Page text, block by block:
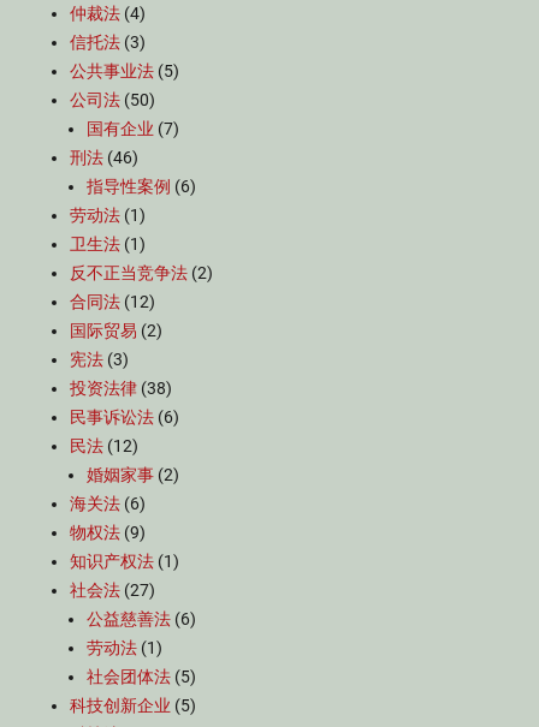
仲裁法 (4)
信托法 (3)
公共事业法 (5)
公司法 (50)
国有企业 (7)
刑法 (46)
指导性案例 (6)
劳动法 (1)
卫生法 (1)
反不正当竞争法 (2)
合同法 (12)
国际贸易 (2)
宪法 (3)
投资法律 (38)
民事诉讼法 (6)
民法 (12)
婚姻家事 (2)
海关法 (6)
物权法 (9)
知识产权法 (1)
社会法 (27)
公益慈善法 (6)
劳动法 (1)
社会团体法 (5)
科技创新企业 (5)